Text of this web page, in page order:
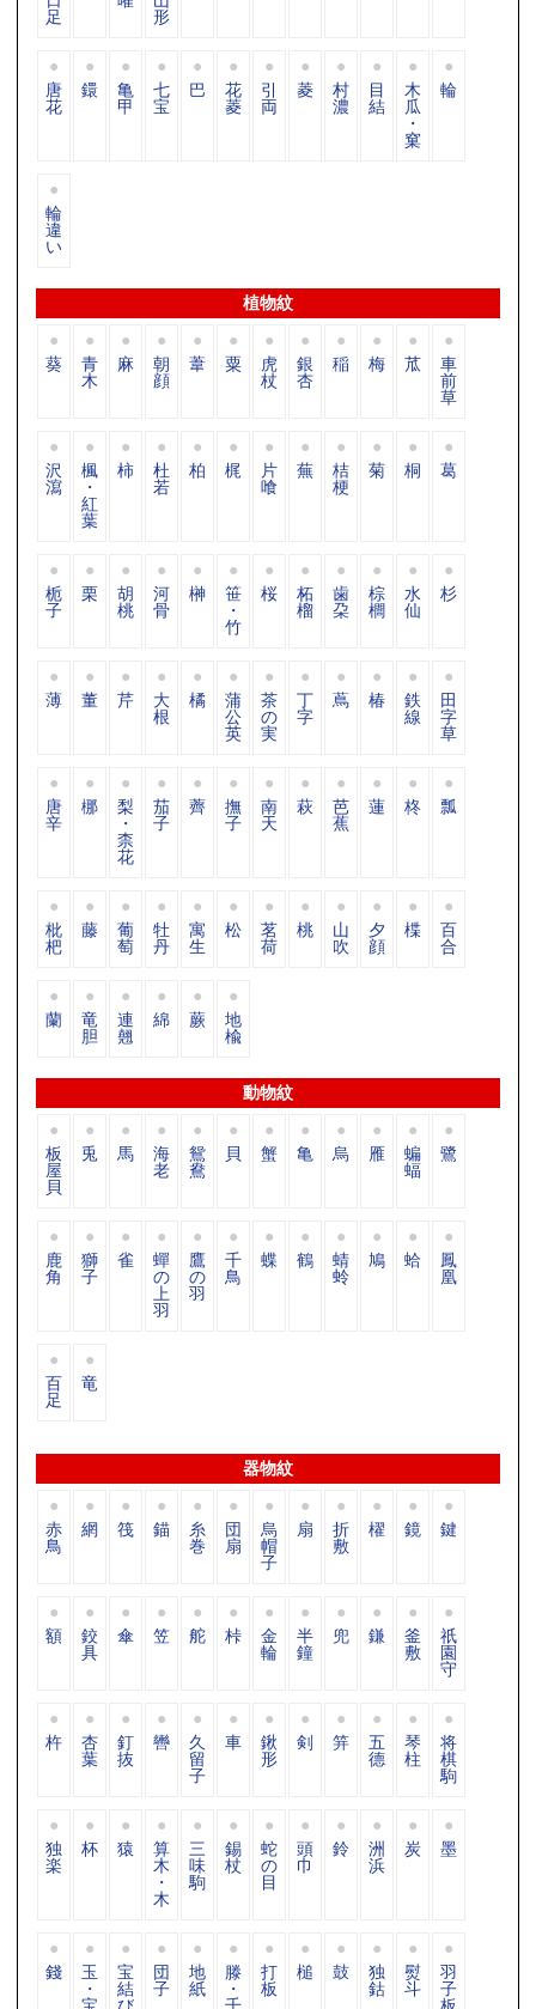
足 形
唐
花
鐶 亀
甲
七
宝
巴 花
菱
引
両
菱 村
濃
目
結
木
瓜
・
窠
輪
輪
違
い
植物紋
葵 青
木
麻 朝
顔
葦 粟 虎
杖
銀
杏
稲 梅 苽 車
前
草
沢
瀉
楓
・
紅
葉
柿 杜
若
柏 梶 片
喰
蕪 桔
梗
菊 桐 葛
栀
子
栗 胡
桃
河
骨
榊 笹
・
竹
桜 柘
榴
歯
朶
棕
櫚
水
仙
杉
薄 董 芹 大
根
橘 蒲
公
英
茶
の
実
丁
字
蔦 椿 鉄
線
田
字
草
唐
辛
梛 梨
・
柰
花
茄
子
薺 撫
子
南
天
萩 芭
蕉
蓮 柊 瓢
枇
杷
藤 葡
萄
牡
丹
寓
生
松 茗
荷
桃 山
吹
夕
顔
楪 百
合
蘭 竜
胆
連
翹
綿 蕨 地
楡
動物紋
板
屋
貝
兎 馬 海
老
鴛
鴦
貝 蟹 亀 烏 雁 蝙
蝠
鷺
鹿
角
獅
子
雀 蟬
の
上
羽
鷹
の
羽
千
鳥
蝶 鶴 蜻
蛉
鳩 蛤 鳳
凰
百
足
竜
器物紋
赤
鳥
網 筏 錨 糸
巻
団
扇
烏
帽
子
扇 折
敷
櫂 鏡 鍵
額 鉸
具
傘 笠 舵 桛 金
輪
半
鐘
兜 鎌 釜
敷
祇
園
守
杵 杏
葉
釘
抜
轡 久
留
子
車 鍬
形
剣 笄 五
德
琴
柱
将
棋
駒
独
楽
杯 猿 算
木
・
木
三
味
駒
錫
杖
蛇
の
目
頭
巾
鈴 洲
浜
炭 墨
錢 玉
・
宝
結
団
子
地
紙
滕
・
打
板
槌 鼓 独
鈷
熨
斗
羽
子